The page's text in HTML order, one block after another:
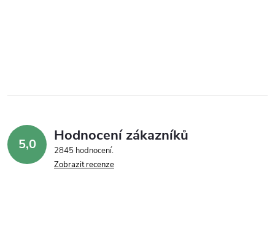
5,0 Hodnocení zákazníků
2845 hodnocení
Zobrazit recenze